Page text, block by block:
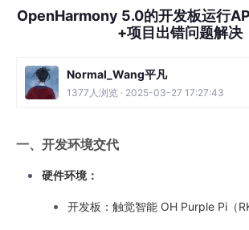
OpenHarmony 5.0的开发板运行
+项目出错问题解决
Normal_Wang平凡
1377人浏览 · 2025-03-27 17:27:43
一、开发环境交代
硬件环境：
开发板：触觉智能 OH Purple Pi（